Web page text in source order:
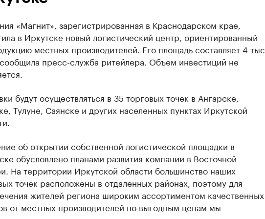
«Магнит», зарегистрированная в Краснодарском крае,
в Иркутске новый логистический центр, ориентированный
местных производителей. Его площадь составляет 4 тыс.
пресс-служба ритейлера. Объем инвестиций не
будут осуществляться в 35 торговых точек в Ангарске,
Тулуне, Саянске и других населенных пунктах Иркутской
об открытии собственной логистической площадки в
обусловлено планами развития компании в Восточной
На территории Иркутской области большинство наших
точек расположены в отдаленных районах, поэтому для
жителей региона широким ассортиментом качественных
от местных производителей по выгодным ценам мы